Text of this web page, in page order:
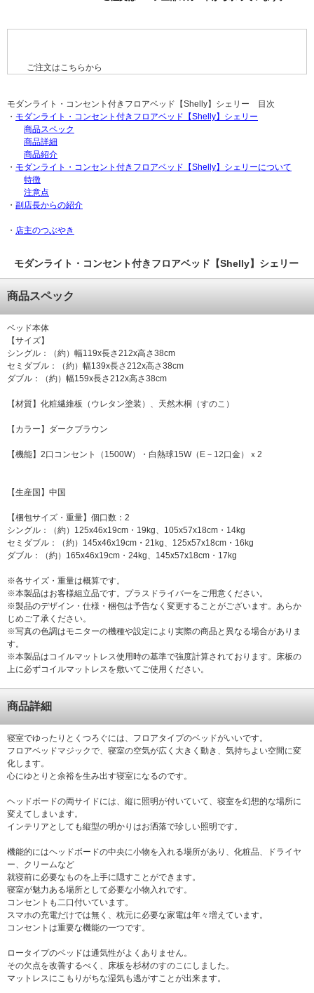
ご注文はこちらから
モダンライト・コンセント付きフロアベッド【Shelly】シェリー 目次
・ モダンライト・コンセント付きフロアベッド【Shelly】シェリー
商品スペック
商品詳細
商品紹介
・ モダンライト・コンセント付きフロアベッド【Shelly】シェリーについて
特徴
注意点
・ 副店長からの紹介
・ 店主のつぶやき
モダンライト・コンセント付きフロアベッド【Shelly】シェリー
商品スペック
ベッド本体
【サイズ】
シングル：（約）幅119x長さ212x高さ38cm
セミダブル：（約）幅139x長さ212x高さ38cm
ダブル：（約）幅159x長さ212x高さ38cm
【材質】化粧繊維板（ウレタン塗装）、天然木桐（すのこ）
【カラー】ダークブラウン
【機能】2口コンセント（1500W）・白熱球15W（E－12口金）ｘ2
【生産国】中国
【梱包サイズ・重量】個口数：2
シングル：（約）125x46x19cm・19kg、105x57x18cm・14kg
セミダブル：（約）145x46x19cm・21kg、125x57x18cm・16kg
ダブル：（約）165x46x19cm・24kg、145x57x18cm・17kg
※各サイズ・重量は概算です。
※本製品はお客様組立品です。プラスドライバーをご用意ください。
※製品のデザイン・仕様・梱包は予告なく変更することがございます。あらか
じめご了承ください。
※写真の色調はモニターの機種や設定により実際の商品と異なる場合がありま
す。
※本製品はコイルマットレス使用時の基準で強度計算されております。床板の
上に必ずコイルマットレスを敷いてご使用ください。
商品詳細
寝室でゆったりとくつろぐには、フロアタイプのベッドがいいです。
フロアベッドマジックで、寝室の空気が広く大きく動き、気持ちよい空間に変
化します。
心にゆとりと余裕を生み出す寝室になるのです。
ヘッドボードの両サイドには、縦に照明が付いていて、寝室を幻想的な場所に
変えてしまいます。
インテリアとしても縦型の明かりはお洒落で珍しい照明です。
機能的にはヘッドボードの中央に小物を入れる場所があり、化粧品、ドライヤ
ー、クリームなど
就寝前に必要なものを上手に隠すことができます。
寝室が魅力ある場所として必要な小物入れです。
コンセントも二口付いています。
スマホの充電だけでは無く、枕元に必要な家電は年々増えています。
コンセントは重要な機能の一つです。
ロータイプのベッドは通気性がよくありません。
その欠点を改善するべく、床板を杉材のすのこにしました。
マットレスにこもりがちな湿気も逃がすことが出来ます。